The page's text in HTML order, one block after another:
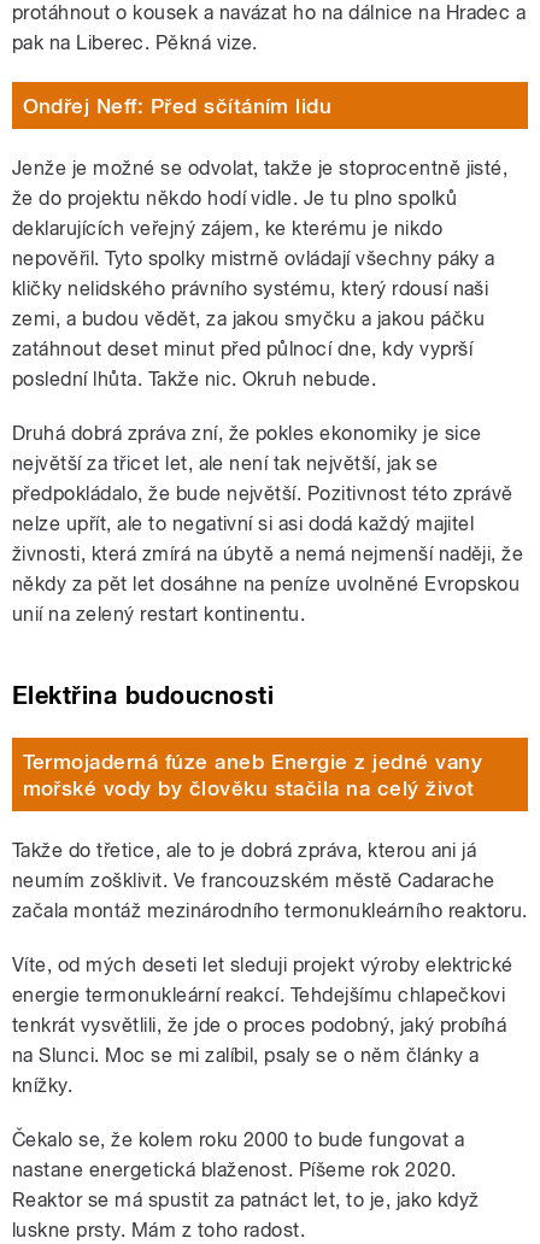
protáhnout o kousek a navázat ho na dálnice na Hradec a
pak na Liberec. Pěkná vize.
Ondřej Neff: Před sčítáním lidu
Jenže je možné se odvolat, takže je stoprocentně jisté,
že do projektu někdo hodí vidle. Je tu plno spolků
deklarujících veřejný zájem, ke kterému je nikdo
nepověřil. Tyto spolky mistrně ovládají všechny páky a
kličky nelidského právního systému, který rdousí naši
zemi, a budou vědět, za jakou smyčku a jakou páčku
zatáhnout deset minut před půlnocí dne, kdy vyprší
poslední lhůta. Takže nic. Okruh nebude.
Druhá dobrá zpráva zní, že pokles ekonomiky je sice
největší za třicet let, ale není tak největší, jak se
předpokládalo, že bude největší. Pozitivnost této zprávě
nelze upřít, ale to negativní si asi dodá každý majitel
živnosti, která zmírá na úbytě a nemá nejmenší naději, že
někdy za pět let dosáhne na peníze uvolněné Evropskou
unií na zelený restart kontinentu.
Elektřina budoucnosti
Termojaderná fúze aneb Energie z jedné vany
mořské vody by člověku stačila na celý život
Takže do třetice, ale to je dobrá zpráva, kterou ani já
neumím zošklivit. Ve francouzském městě Cadarache
začala montáž mezinárodního termonukleárního reaktoru.
Víte, od mých deseti let sleduji projekt výroby elektrické
energie termonukleární reakcí. Tehdejšímu chlapečkovi
tenkrát vysvětlili, že jde o proces podobný, jaký probíhá
na Slunci. Moc se mi zalíbil, psaly se o něm články a
knížky.
Čekalo se, že kolem roku 2000 to bude fungovat a
nastane energetická blaženost. Píšeme rok 2020.
Reaktor se má spustit za patnáct let, to je, jako když
luskne prsty. Mám z toho radost.